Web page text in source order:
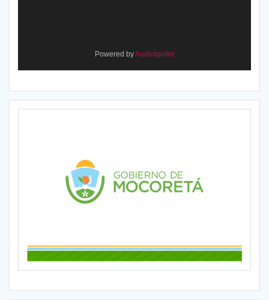
Powered byAudioIgniter